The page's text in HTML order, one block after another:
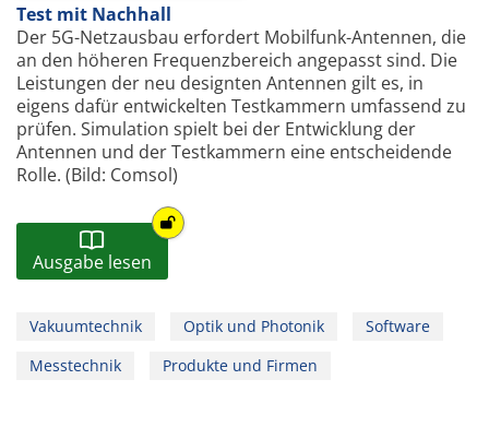
Test mit Nachhall
Der 5G-Netzausbau erfordert Mobilfunk-Antennen, die
an den höheren Frequenz­bereich angepasst sind. Die
Leistungen der neu designten Antennen gilt es, in
eigens dafür entwickelten Testkammern umfassend zu
prüfen. Simulation spielt bei der Entwicklung der
Antennen und der Testkammern eine entscheidende
Rolle. (Bild: Comsol)
Ausgabe lesen
Vakuumtechnik Optik und Photonik
Software
Messtechnik
Produkte und Firmen